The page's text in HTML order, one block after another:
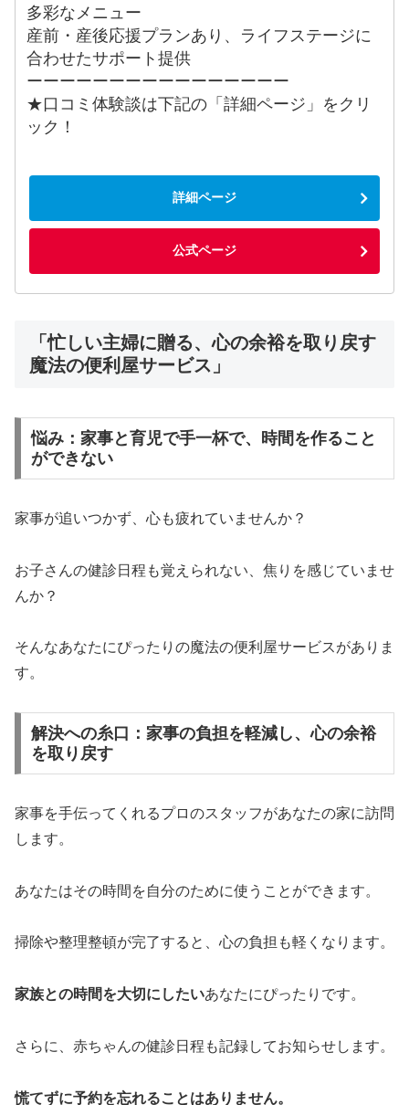
多彩なメニュー
産前・産後応援プランあり、ライフステージに
合わせたサポート提供
ーーーーーーーーーーーーーーーー
★口コミ体験談は下記の「詳細ページ」をクリ
ック！
詳細ページ
公式ページ
「忙しい主婦に贈る、心の余裕を取り戻す
魔法の便利屋サービス」
悩み：家事と育児で手一杯で、時間を作ること
ができない
家事が追いつかず、心も疲れていませんか？
お子さんの健診日程も覚えられない、焦りを感じていませ
んか？
そんなあなたにぴったりの魔法の便利屋サービスがありま
す。
解決への糸口：家事の負担を軽減し、心の余裕
を取り戻す
家事を手伝ってくれるプロのスタッフがあなたの家に訪問
します。
あなたはその時間を自分のために使うことができます。
掃除や整理整頓が完了すると、心の負担も軽くなります。
家族との時間を大切にしたいあなたにぴったりです。
さらに、赤ちゃんの健診日程も記録してお知らせします。
慌てずに予約を忘れることはありません。